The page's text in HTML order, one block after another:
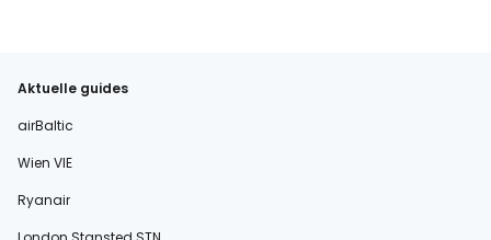
Aktuelle guides
airBaltic
Wien VIE
Ryanair